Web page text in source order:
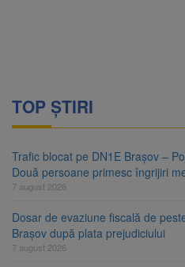
TOP ȘTIRI
Trafic blocat pe DN1E Brașov –
Două persoane primesc îngrijiri
7 august 2026
Dosar de evaziune fiscală de
Brașov după plata prejudiciului
7 august 2026